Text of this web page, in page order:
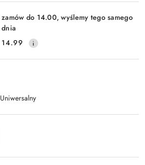
zamów do 14.00, wyślemy tego samego
dnia
14.99
Uniwersalny